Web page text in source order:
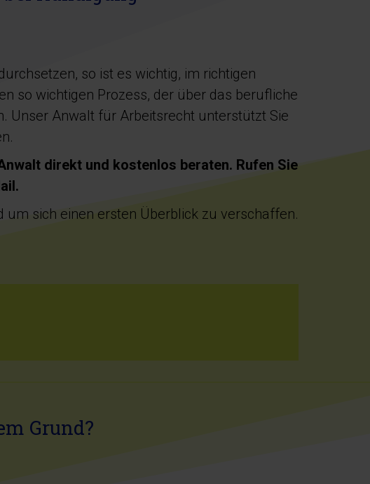
so ist es wichtig, im richtigen
so wichtigen Prozess, der über das berufliche
Unser Anwalt für Arbeitsrecht unterstützt Sie
direkt und kostenlos beraten. Rufen Sie
sich einen ersten Überblick zu verschaffen.
Grund?